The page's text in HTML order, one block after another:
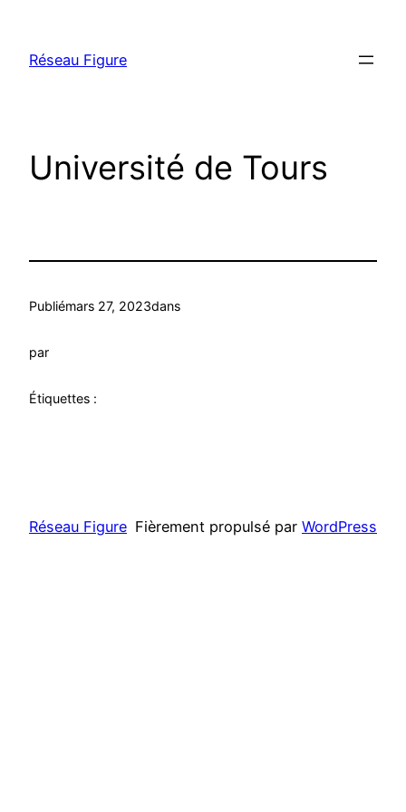
contenu
Réseau Figure
Université de Tours
Publiémars 27, 2023dans
par
Étiquettes :
Réseau Figure Fièrement propulsé par WordPress